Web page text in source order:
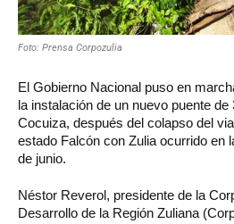
Foto: Prensa Corpozulia
El Gobierno Nacional puso en
la instalación de un nuevo puente
Cocuiza, después del colapso del
estado Falcón con Zulia ocurrido en
de junio.
Néstor Reverol, presidente de la
Desarrollo de la Región Zuliana